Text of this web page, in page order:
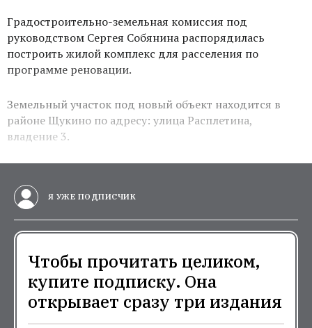
Градостроительно-земельная комиссия под
руководством Сергея Собянина распорядилась
построить жилой комплекс для расселения по
программе реновации.
Земельный участок под новый объект находится в
районе Щукино по адресу: улица Расплетина,
владение 3.
Я УЖЕ ПОДПИСЧИК
Чтобы прочитать целиком,
купите подписку. Она
открывает сразу три издания